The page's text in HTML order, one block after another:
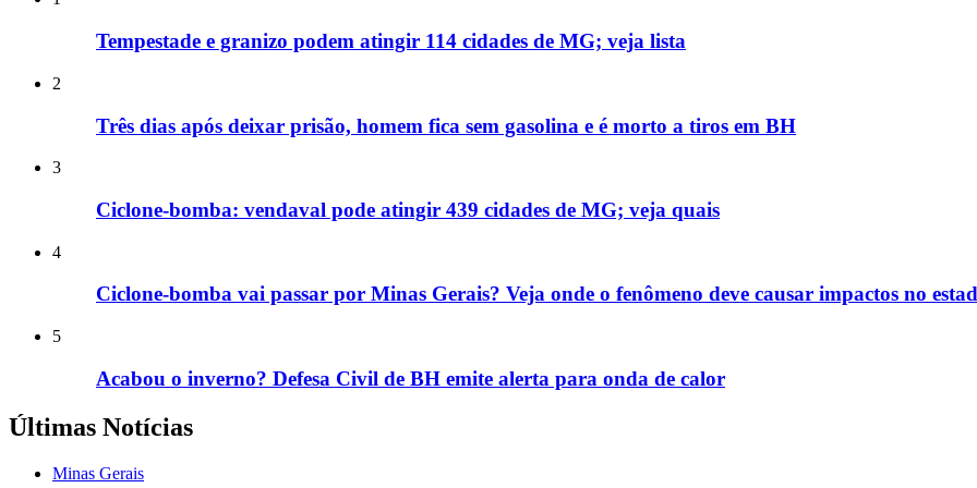
Tempestade e granizo podem atingir 114 cidades de MG; veja lista
2
Três dias após deixar prisão, homem fica sem gasolina e é morto a tiros em BH
3
Ciclone-bomba: vendaval pode atingir 439 cidades de MG; veja quais
4
Ciclone-bomba vai passar por Minas Gerais? Veja onde o fenômeno deve causar impactos no
5
Acabou o inverno? Defesa Civil de BH emite alerta para onda de calor
Últimas Notícias
Minas Gerais